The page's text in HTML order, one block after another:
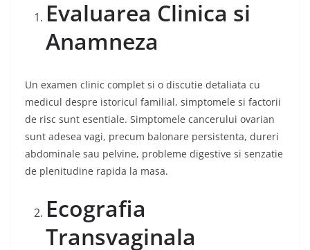
Evaluarea Clinica si
Anamneza
Un examen clinic complet si o discutie detaliata cu
medicul despre istoricul familial, simptomele si factorii
de risc sunt esentiale. Simptomele cancerului ovarian
sunt adesea vagi, precum balonare persistenta, dureri
abdominale sau pelvine, probleme digestive si senzatie
de plenitudine rapida la masa.
Ecografia
Transvaginala